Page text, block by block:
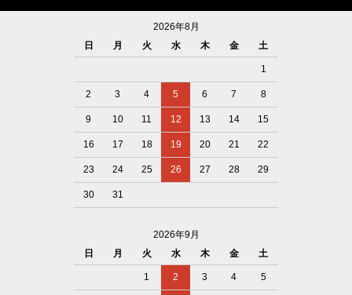
2026年8月
日
月 火 水 木 金 土
1
2 3 4 5 6 7 8
9 10 11 12 13 14 15
16 17 18 19 20 21 22
23 24 25 26 27 28 29
30 31
2026年9月
日
月 火 水 木 金 土
1 2 3 4 5